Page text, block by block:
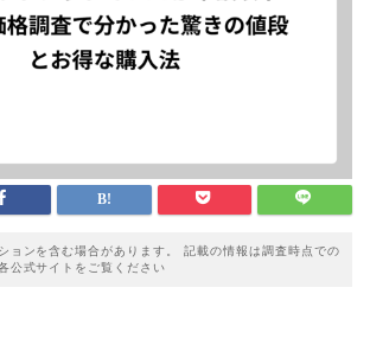
ョンを含む場合があります。 記載の情報は調査時点での
公式サイトをご覧ください